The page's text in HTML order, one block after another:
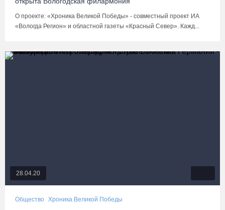
О проекте: «Хроника Великой Победы» - совместный проект ИА
«Вологда Регион» и областной газеты «Красный Север». Кажд...
28.04.20
Общество Хроника Великой Победы